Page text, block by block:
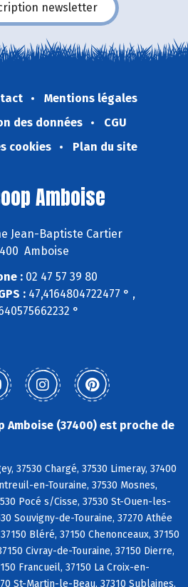
newsletter
Mentions légales
des données
CGU
cookies
Plan du site
Amboise
Jean-Baptiste Cartier
Amboise
: 02 47 57 39 80
: 47,4164804722477 ° ,
°
Amboise (37400) est proche de
37530 Chargé, 37530 Limeray, 37400
en-Touraine, 37530 Mosnes,
Pocé s/Cisse, 37530 St-Ouen-les-
Souvigny-de-Touraine, 37270 Athée
Bléré, 37150 Chenonceaux, 37150
Civray-de-Touraine, 37150 Dierre,
Francueil, 37150 La Croix-en-
St-Martin-le-Beau, 37310 Sublaines,